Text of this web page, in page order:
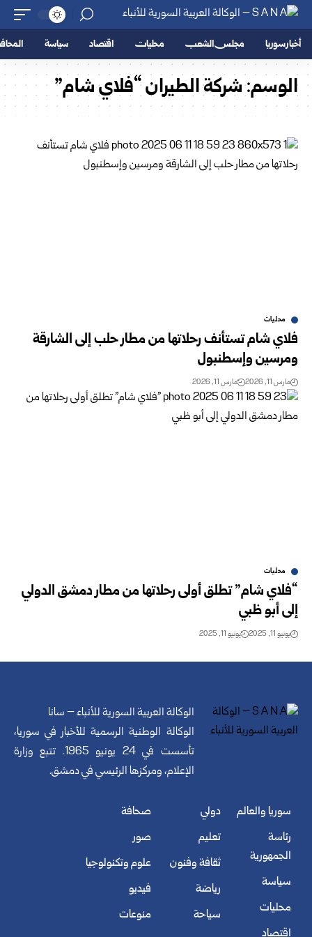
أخبار سوريا مجلس الشعب محليات اقتصاد سياسة
الوسم:شركة الطيران “فلاي شام”
محليات
فلاي شام تستأنف رحلاتها من مطار حلب إلى الشارقة
ومرسين وإسطنبول
مارس 11, 2026 مارس 11, 2026
محليات
“فلاي شام” تطلق أولى رحلاتها من مطار دمشق الدولي
إلى أبو ظبي
يونيو 11, 2025 يونيو 11, 2025
الوكالة العربية السورية للأنباء – سانا
الوكالة الوطنية الرسمية للأخبار في سوريا،
تأسست في 24 يونيو 1965. تتبع وزارة
الإعلام، ومركزها الرئيسي في دمشق.
سوريا والعالم
رئاسة
الجمهورية
سياسة
محليات
اقتصاد
دولي
تعليم
ثقافة وفنون
رياضة
سياحة
صحافة
صور
علوم وتكنولوجيا
فيديو
منوعات